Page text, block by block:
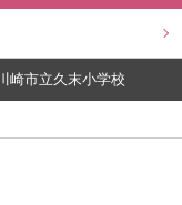
崎市立久末小学校